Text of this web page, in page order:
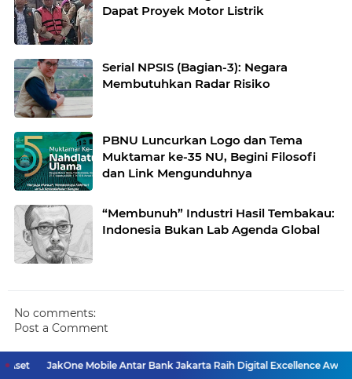
Dapat Proyek Motor Listrik
Serial NPSIS (Bagian-3): Negara
Membutuhkan Radar Risiko
PBNU Luncurkan Logo dan Tema
Muktamar ke-35 NU, Begini Filosofi
dan Link Mengunduhnya
“Membunuh” Industri Hasil Tembakau:
Indonesia Bukan Lab Agenda Global
No comments:
Post a Comment
JakOne Mobile Antar Bank Jakarta Raih Digital Excellence Awards